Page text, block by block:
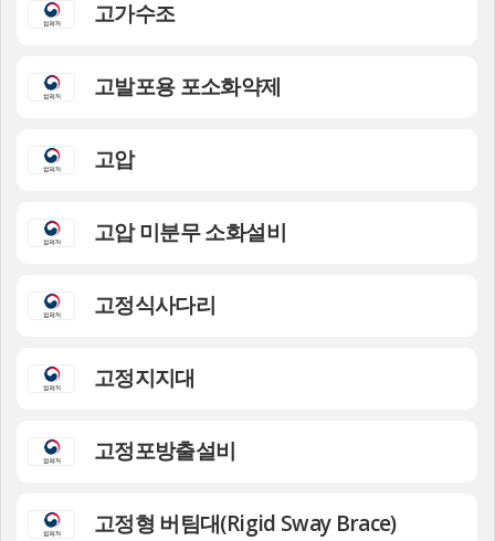
고가수조
고발포용 포소화약제
고압
고압 미분무 소화설비
고정식사다리
고정지지대
고정포방출설비
고정형 버팀대(Rigid Sway Brace)